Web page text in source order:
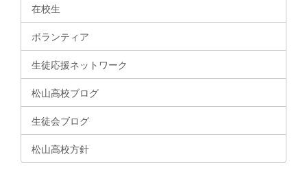
在校生
ボランティア
生徒応援ネットワーク
松山高校ブログ
生徒会ブログ
松山高校方針